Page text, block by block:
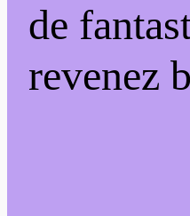
de
revenez